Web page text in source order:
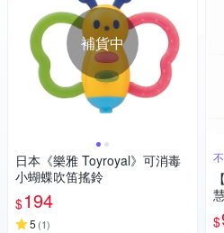
補貨中
日本《樂雅 Toyroyal》可消毒
小蝴蝶吹笛搖鈴
$194
5 (1) $